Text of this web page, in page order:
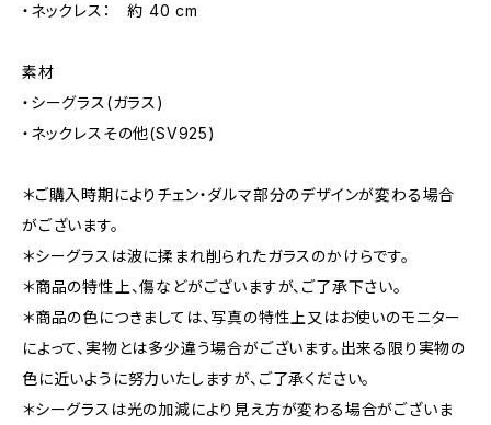
・ネックレス： 約 40 cm
素材
・シーグラス(ガラス)
・ネックレスその他(SV925)
＊ご購入時期によりチェン・ダルマ部分のデザインが変わる場合
がございます。
＊シーグラスは波に揉まれ削られたガラスのかけらです。
＊商品の特性上、傷などがございますが、ご了承下さい。
＊商品の色につきましては、写真の特性上又はお使いのモニター
によって、実物とは多少違う場合がございます。出来る限り実物の
色に近いように努力いたしますが、ご了承ください。
＊シーグラスは光の加減により見え方が変わる場合がございま